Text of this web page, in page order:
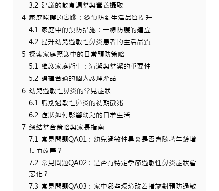
3.2 建議的飲食調整與營養攝取
4 家庭照護的實踐：從預防到生活品質提升
4.1 家庭中的預防措施：一線防護的建立
4.2 提升幼兒過敏性鼻炎患者的生活品質
5 探索家庭照護中的日常預防策略
5.1 維護家庭衛生：清潔與整潔的重要性
5.2 選擇合適的個人護理產品
6 幼兒過敏性鼻炎的常見症狀
6.1 識別過敏性鼻炎的初期徵兆
6.2 症狀如何影響幼兒的日常生活
7 總結整合策略與家長指南
7.1 常見問題QA01：幼兒過敏性鼻炎是否會隨著年齡增
長而改善？
7.2 常見問題QA02：是否有特定季節過敏性鼻炎症狀會
惡化？
7.3 常見問題QA03：家中哪些環境改善措施對預防過敏